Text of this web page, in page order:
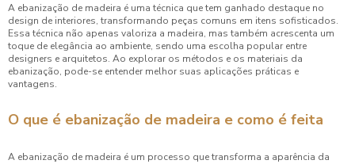
A ebanização de madeira é uma técnica que tem ganhado destaque no
design de interiores, transformando peças comuns em itens sofisticados.
Essa técnica não apenas valoriza a madeira, mas também acrescenta um
toque de elegância ao ambiente, sendo uma escolha popular entre
designers e arquitetos. Ao explorar os métodos e os materiais da
ebanização, pode-se entender melhor suas aplicações práticas e
vantagens.
O que é ebanização de madeira e como é feita
A ebanização de madeira é um processo que transforma a aparência da